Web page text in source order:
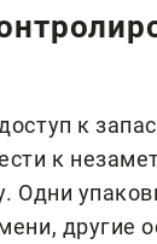
к
к
Одни
другие